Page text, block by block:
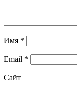
Имя *
Email *
Сайт